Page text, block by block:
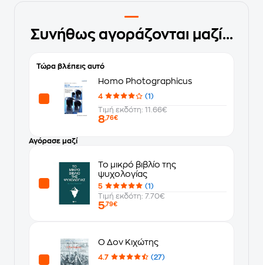
Συνήθως αγοράζονται μαζί...
Τώρα βλέπεις αυτό
Homo Photographicus
4
(1)
Τιμή εκδότη: 11.66€
8,76€
Αγόρασε μαζί
Το μικρό βιβλίο της
ψυχολογίας
5
(1)
Τιμή εκδότη: 7.70€
5,79€
Ο Δον Κιχώτης
4.7
(27)